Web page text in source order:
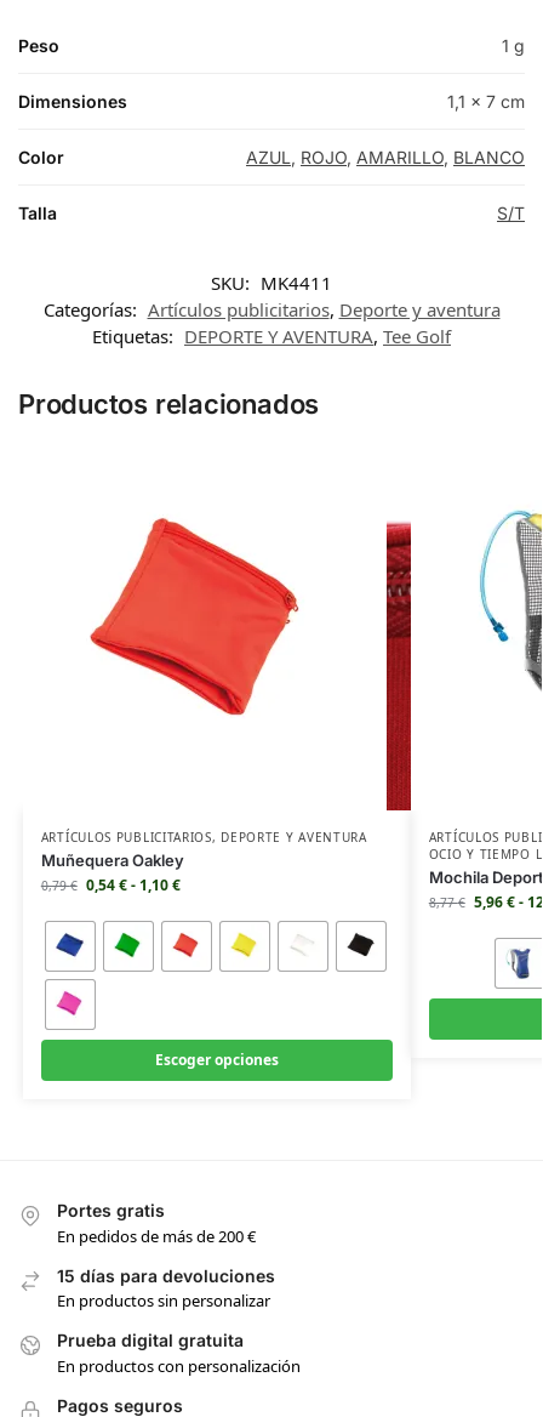
Peso 1 g
Dimensiones 1,1 × 7 cm
Color AZUL, ROJO, AMARILLO, BLANCO
Talla S/T
SKU: MK4411
Categorías: Artículos publicitarios, Deporte y aventura
Etiquetas: DEPORTE Y AVENTURA, Tee Golf
Productos relacionados
ARTÍCULOS PUBLICITARIOS, DEPORTE Y AVENTURA
Muñequera Oakley
0,79€ 0,54€- 1,10€
Escoger opciones
ARTÍCULOS
OCIO Y TIEMPO
Mochila
8,77€ 5,96€-
Portes gratis
En pedidos de más de 200 €
15 días para devoluciones
En productos sin personalizar
Prueba digital gratuita
En productos con personalización
Pagos seguros